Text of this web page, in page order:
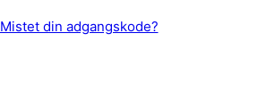
Mistet din adgangskode?